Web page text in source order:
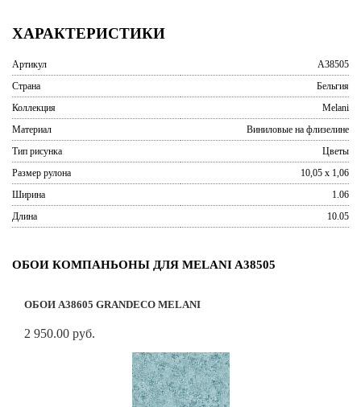
ХАРАКТЕРИСТИКИ
Артикул
A38505
Страна
Бельгия
Коллекция
Melani
Материал
Виниловые на флизелине
Тип рисунка
Цветы
Размер рулона
10,05 x 1,06
Ширина
1.06
Длина
10.05
ОБОИ КОМПАНЬОНЫ ДЛЯ MELANI A38505
ОБОИ A38605 GRANDECO MELANI
2 950.00 руб.